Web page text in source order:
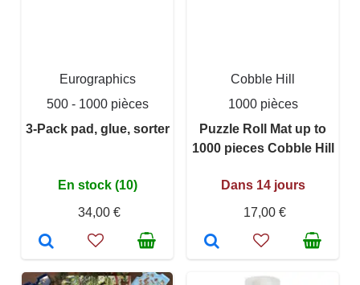
Eurographics
500 - 1000 pièces
3-Pack pad, glue, sorter
En stock (10)
34,00 €
Cobble Hill
1000 pièces
Puzzle Roll Mat up to
1000 pieces Cobble Hill
Dans 14 jours
17,00 €